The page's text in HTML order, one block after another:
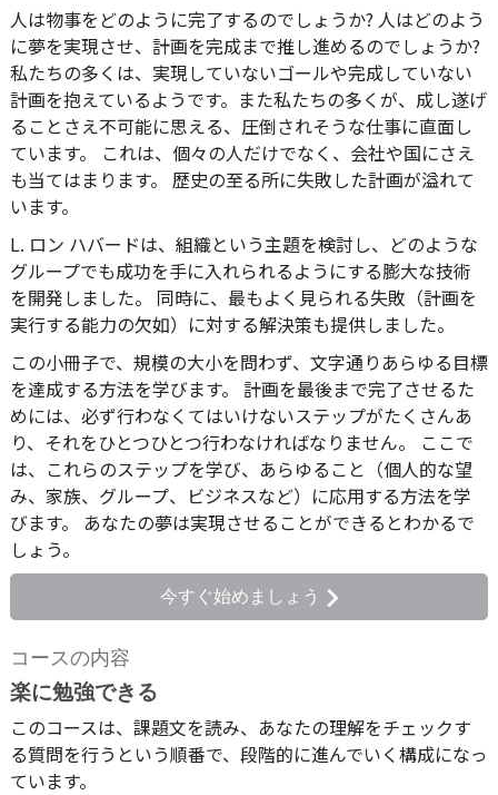
人は物事をどのように完了するのでしょうか? 人はどのよう
に夢を実現させ、計画を完成まで推し進めるのでしょうか?
私たちの多くは、実現していないゴールや完成していない
計画を抱えているようです。また私たちの多くが、成し遂げ
ることさえ不可能に思える、圧倒されそうな仕事に直面し
ています。 これは、個々の人だけでなく、会社や国にさえ
も当てはまります。 歴史の至る所に失敗した計画が溢れて
います。
L. ロン ハバードは、組織という主題を検討し、どのような
グループでも成功を手に入れられるようにする膨大な技術
を開発しました。 同時に、最もよく見られる失敗（計画を
実行する能力の欠如）に対する解決策も提供しました。
この小冊子で、規模の大小を問わず、文字通りあらゆる目標
を達成する方法を学びます。 計画を最後まで完了させるた
めには、必ず行わなくてはいけないステップがたくさんあ
り、それをひとつひとつ行わなければなりません。
ここで
は、これらのステップを学び、あらゆること（個人的な望
み、家族、グループ、ビジネスなど）に応用する方法を学
びます。 あなたの夢は実現させることができるとわかるで
しょう。
今すぐ始めましょう
コースの内容
楽に勉強できる
このコースは、課題文を読み、あなたの理解をチェックす
る質問を行うという順番で、段階的に進んでいく構成になっ
ています。